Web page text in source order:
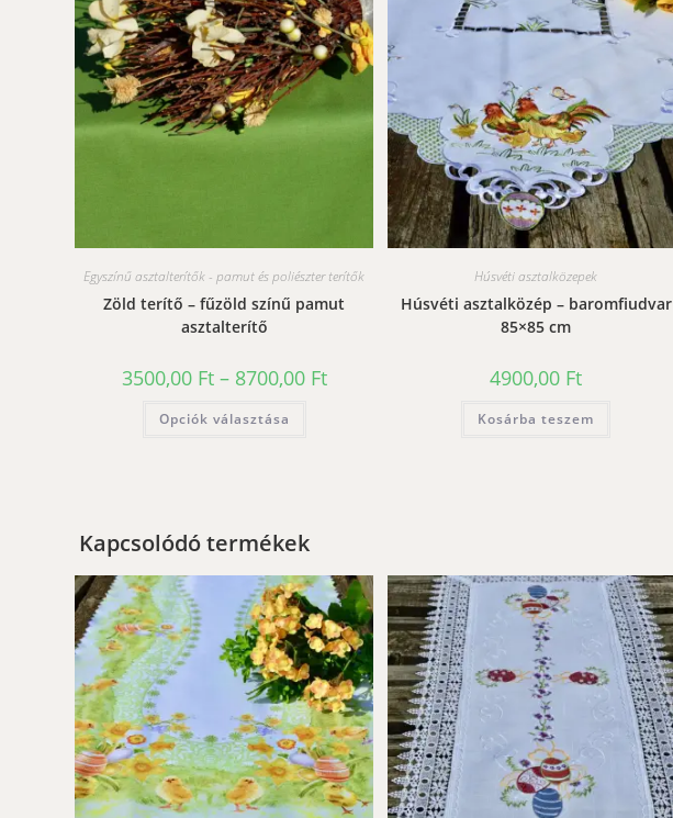
Egyszínű asztalterítők - pamut és poliészter terítők
Zöld terítő – fűzöld színű pamut
asztalterítő
3500,00 Ft – 8700,00 FtÁrtartomány:
3500,00 Ft
Opciók választása
termékoldalon
ki
Húsvéti asztalközepek
Húsvéti asztalközép – baromfiudvar
85×85 cm
4900,00 Ft
Kosárba teszem
Kapcsolódó termékek